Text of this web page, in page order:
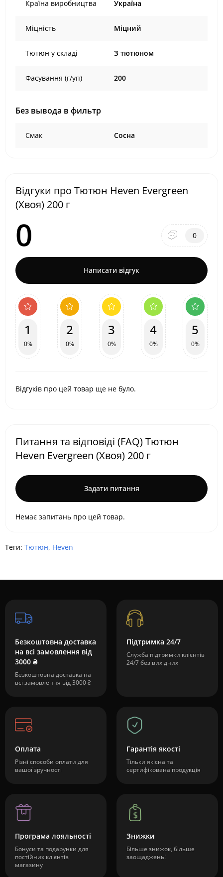
Країна виробництва Україна
Міцність Міцний
Тютюн у складі З тютюном
Фасування (г/уп) 200
Без вывода в фильтр
Смак Сосна
Відгуки про Тютюн Heven Evergreen
(Хвоя) 200 г
0 0
Написати відгук
1
0%
2
0%
3
0%
4
0%
5
0%
Відгуків про цей товар ще не було.
Питання та відповіді (FAQ) Тютюн
Heven Evergreen (Хвоя) 200 г
Задати питання
Немає запитань про цей товар.
Теги: Тютюн, Heven
Безкоштовна доставка
на всі замовлення від
3000 ₴
Безкоштовна доставка на
всі замовлення від 3000 ₴
Підтримка 24/7
Служба підтримки клієнтів
24/7 без вихідних
Оплата
Різні способи оплати для
вашої зручності
Гарантія якості
Тільки якісна та
сертифікована продукція
Програма лояльності
Бонуси та подарунки для
постійних клієнтів
магазину
Знижки
Більше знижок, більше
заощаджень!